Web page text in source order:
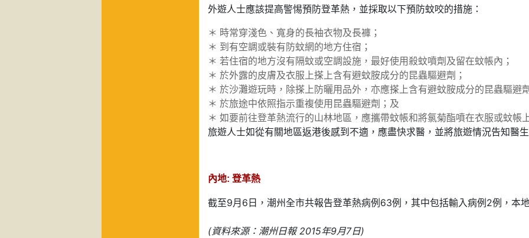
外遊人士應該提高警惕預防登革熱，並採取以下預防蚊咬的措施：
＊ 時常穿淺色、寬身的長袖衣物及長褲；
＊ 到有空調或裝有防蚊網的地方住宿；
＊ 若住宿的地方沒有隔蚊或空調設施，最好使用殺蚊噴劑及留在蚊帳內；
＊ 於外露的皮膚及衣服上搽上含有避蚊胺成分的昆蟲驅避劑；
＊ 於沙灘遊玩時，除搽上防曬用品外，亦應搽上含有避蚊胺成分的昆蟲驅避
＊ 於旅途中依照指示重複使用昆蟲驅避劑；及
＊ 如要前往登革熱流行的山林地區，應攜帶蚊帳和將氯菊酯噴在衣服或蚊帳
旅遊人士如從有關地區返港後感到不適，應盡快求醫，並將旅遊情況告知醫生
內地: 登革熱
截至9月6日，潮州全市共報告登革熱病例63例，其中包括輸入病例2例，本
(資料來源：潮州日報 2015年9月7日)